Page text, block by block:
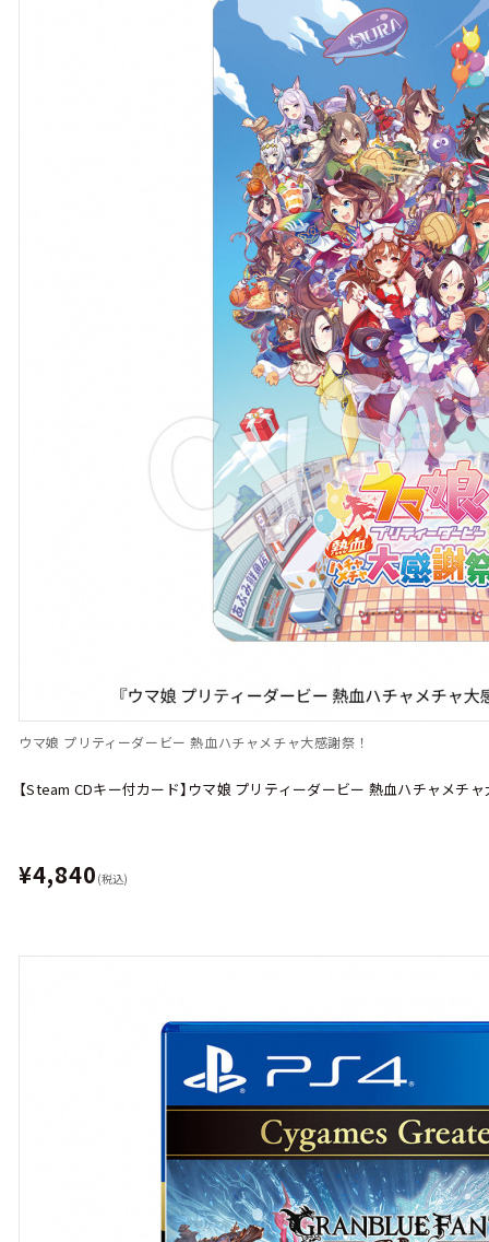
ウマ娘 プリティーダービー 熱血ハチャメチャ大感謝祭！
【Steam CDキー付カード】ウマ娘 プリティーダービー 熱血ハチャメチ
¥4,840 (税込)